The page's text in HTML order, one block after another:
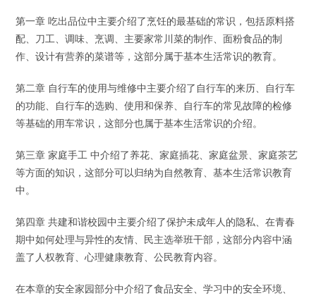
第一章 吃出品位中主要介绍了烹饪的最基础的常识，包括原料搭
配、刀工、调味、烹调、主要家常川菜的制作、面粉食品的制
作、设计有营养的菜谱等，这部分属于基本生活常识的教育。
第二章 自行车的使用与维修中主要介绍了自行车的来历、自行车
的功能、自行车的选购、使用和保养、自行车的常见故障的检修
等基础的用车常识，这部分也属于基本生活常识的介绍。
第三章 家庭手工 中介绍了养花、家庭插花、家庭盆景、家庭茶艺
等方面的知识，这部分可以归纳为自然教育、基本生活常识教育
中。
第四章 共建和谐校园中主要介绍了保护未成年人的隐私、在青春
期中如何处理与异性的友情、民主选举班干部，这部分内容中涵
盖了人权教育、心理健康教育、公民教育内容。
在本章的安全家园部分中介绍了食品安全、学习中的安全环境、